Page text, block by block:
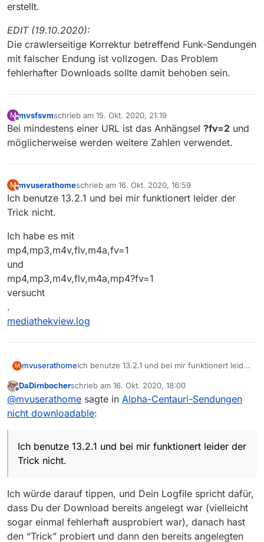
erstellt.
EDIT (19.10.2020):
Die crawlerseitige Korrektur betreffend Funk-Sendungen
mit falscher Endung ist vollzogen. Das Problem
fehlerhafter Downloads sollte damit behoben sein.
M
Offline
mvsfsvmschrieb am 15. Okt. 2020, 21:19
zuletzt editiert von
Bei mindestens einer URL ist das Anhängsel ?fv=2 und
möglicherweise werden weitere Zahlen verwendet.
M
Offline
mvuserathomeschrieb am 16. Okt. 2020, 16:59
zuletzt editiert von
Ich benutze 13.2.1 und bei mir funktionert leider der
Trick nicht.
Ich habe es mit
mp4,mp3,m4v,flv,m4a,fv=1
und
mp4,mp3,m4v,flv,m4a,mp4?fv=1
versucht
.
mediathekview.log
M mvuserathomeIch benutze 13.2.1 und bei mir funktionert leider
Ich habe es mit
mp4,mp3,m4v,flv,m4a,fv=1
und
.
DaDirnbocherschrieb am 16. Okt. 2020, 18:00
zuletzt editiert von
@mvuserathome sagte in Alpha-Centauri-Sendungen
nicht downloadable:
Ich benutze 13.2.1 und bei mir funktionert leider der
Trick nicht.
Ich würde darauf tippen, und Dein Logfile spricht dafür,
dass Du der Download bereits angelegt war (vielleicht
sogar einmal fehlerhaft ausprobiert war), danach hast
den “Trick” probiert und dann den bereits angelegten